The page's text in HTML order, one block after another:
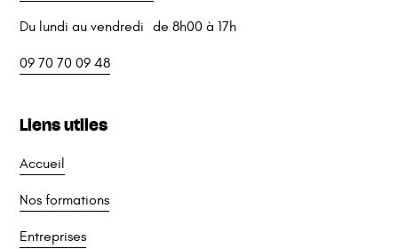
Du lundi au vendredi de 8h00 à 17h
09 70 70 09 48
Liens utiles
Accueil
Nos formations
Entreprises